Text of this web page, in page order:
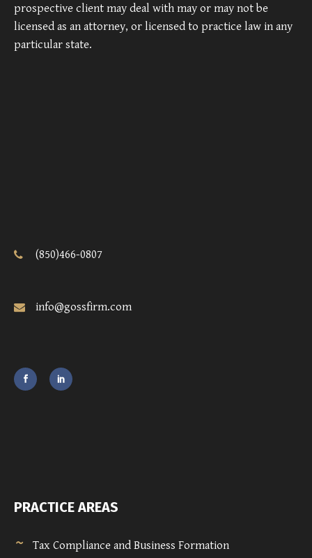
prospective client may deal with may or may not be
licensed as an attorney, or licensed to practice law in any
particular state.
(850)466-0807
info@gossfirm.com
PRACTICE AREAS
Tax Compliance and Business Formation